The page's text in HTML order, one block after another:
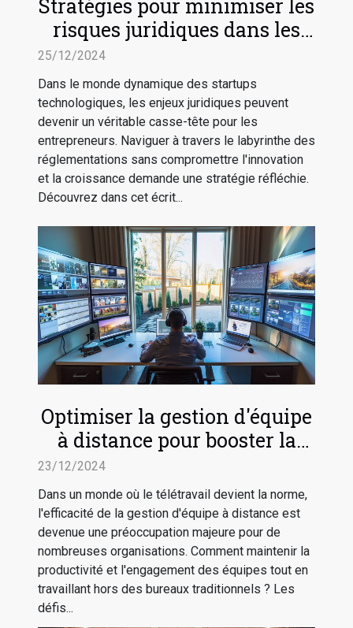
Stratégies pour minimiser les
risques juridiques dans les
startups technologiques
25/12/2024
Dans le monde dynamique des startups
technologiques, les enjeux juridiques peuvent
devenir un véritable casse-tête pour les
entrepreneurs. Naviguer à travers le labyrinthe des
réglementations sans compromettre l'innovation
et la croissance demande une stratégie réfléchie.
Découvrez dans cet écrit...
Optimiser la gestion d'équipe
à distance pour booster la
23/12/2024
Dans un monde où le télétravail devient la norme,
l'efficacité de la gestion d'équipe à distance est
devenue une préoccupation majeure pour de
nombreuses organisations. Comment maintenir la
productivité et l'engagement des équipes tout en
travaillant hors des bureaux traditionnels ? Les
défis...